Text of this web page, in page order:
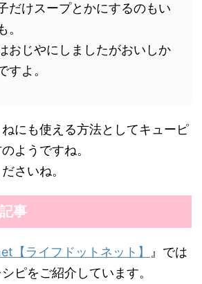
だけスープとかにするのもい
。
おじやにしましたがおいしか
すよ。
にも使える方法としてキューピ
ようですね。
さいね。
事
【ライフドットネット】
』では
ピをご紹介しています。